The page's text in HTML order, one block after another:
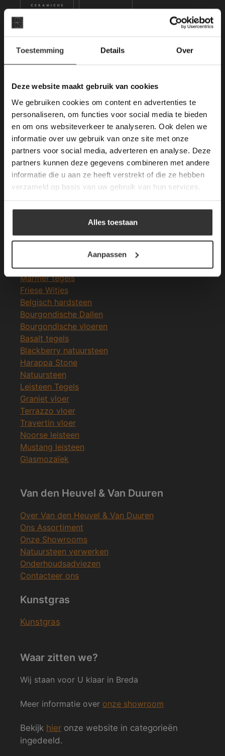
Toestemming Details Over
Deze website maakt gebruik van cookies
We gebruiken cookies om content en advertenties te
personaliseren, om functies voor social media te bieden
en om ons websiteverkeer te analyseren. Ook delen we
informatie over uw gebruik van onze site met onze
partners voor social media, adverteren en analyse. Deze
partners kunnen deze gegevens combineren met andere
informatie die u aan ze heeft verstrekt of die ze hebben
verzameld op basis van uw gebruik van hun services.
Alles toestaan
Aanpassen
Merken Keramiek Terrastegels
Merken Glasmozaïek
Natuursteen vloeren
Terrastegels
Leisteen terrastegels
Marmer vloer
Marmer tegels
Friese Witjes
Belgisch hardsteen
Bourgondische Dallen
Bourgondische vloeren
Basalt tegels
Blackberry natuursteen
Harappa Stone
Natuursteen
Leisteen Tegels
Graniet vloer
Terrazzo vloer
Travertin vloer
Noorse leisteen
Mustang leisteen
Glasmozaïek
Van den Heuvel & Van Duuren
Over Van den Heuvel & Van Duuren
Ons Assortiment
Onze Showrooms
Natuursteen verwerken
Onderhoudsadviezen
Contacteer ons
Kunstgras
Kunstgras
Waar zitten we?
Wij staan voor U klaar in Breda
Meer informatie over onze showroom
Bekijk hier onze website in categorieën
ingedeeld.
Deze website maakt
gebruik van cookies.
This Cookie Banner was deleted and is no
longer working. Please contact the website
administrator.
Deze website gebruikt cookies om de
gebruikerservaring te verbeteren. Door
gebruik te maken van onze website geeft u
toestemming voor alle cookies in
overeenstemming met ons cookiebeleid.Lees
verder
ALLES ACCEPTEREN
ALLES AFWIJZEN
DETAILS WEERGEVEN